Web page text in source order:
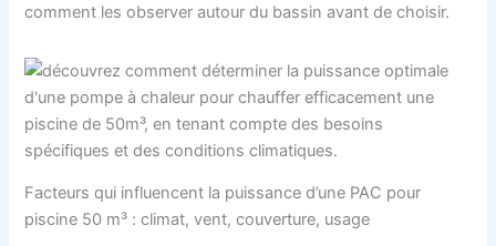
comment les observer autour du bassin avant de choisir.
Facteurs qui influencent la puissance d’une PAC pour
piscine 50 m³ : climat, vent, couverture, usage